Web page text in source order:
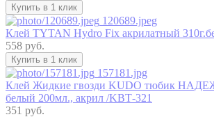
Купить в 1 клик
120689.jpeg
Клей TYTAN Hydro Fix акрилатный
558 руб.
Купить в 1 клик
157181.jpg
Клей Жидкие гвозди KUDO тюбик
белый 200мл., акрил /KВТ-321
351 руб.